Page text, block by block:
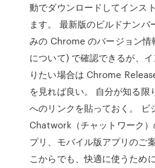
動でダウンロードしてインス
ます。 最新版のビルドナンバ
みの Chrome のバージョン
について) で確認できるが、
りたい場合は Chrome
を見れば良い。 自分が知る限
へのリンクを貼っておく。 ビ
Chatwork（チャットワーク
プリ、モバイル版アプリのご
こからでも、快適に使うため